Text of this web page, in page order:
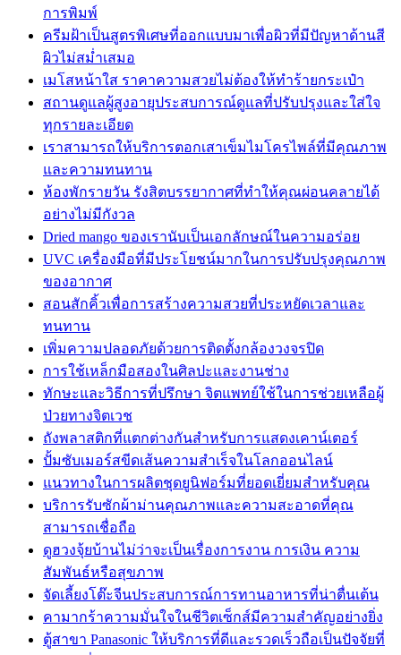
การพิมพ์
ครีมฝ้าเป็นสูตรพิเศษที่ออกแบบมาเพื่อผิวที่มีปัญหาด้านสี
ผิวไม่สม่ำเสมอ
เมโสหน้าใส ราคาความสวยไม่ต้องให้ทำร้ายกระเป๋า
สถานดูแลผู้สูงอายุประสบการณ์ดูแลที่ปรับปรุงและใส่ใจ
ทุกรายละเอียด
เราสามารถให้บริการตอกเสาเข็มไมโครไพล์ที่มีคุณภาพ
และความทนทาน
ห้องพักรายวัน รังสิตบรรยากาศที่ทำให้คุณผ่อนคลายได้
อย่างไม่มีกังวล
Dried mango ของเรานับเป็นเอกลักษณ์ในความอร่อย
UVC เครื่องมือที่มีประโยชน์มากในการปรับปรุงคุณภาพ
ของอากาศ
สอนสักคิ้วเพื่อการสร้างความสวยที่ประหยัดเวลาและ
ทนทาน
เพิ่มความปลอดภัยด้วยการติดตั้งกล้องวงจรปิด
การใช้เหล็กมือสองในศิลปะและงานช่าง
ทักษะและวิธีการที่ปรึกษา จิตแพทย์ใช้ในการช่วยเหลือผู้
ป่วยทางจิตเวช
ถังพลาสติกที่แตกต่างกันสำหรับการแสดงเคาน์เตอร์
ปั้มซับเมอร์สขีดเส้นความสำเร็จในโลกออนไลน์
แนวทางในการผลิตชุดยูนิฟอร์มที่ยอดเยี่ยมสำหรับคุณ
บริการรับซักผ้าม่านคุณภาพและความสะอาดที่คุณ
สามารถเชื่อถือ
ดูฮวงจุ้ยบ้านไม่ว่าจะเป็นเรื่องการงาน การเงิน ความ
สัมพันธ์หรือสุขภาพ
จัดเลี้ยงโต๊ะจีนประสบการณ์การทานอาหารที่น่าตื่นเต้น
คามากร้าความมั่นใจในชีวิตเซ็กส์มีความสำคัญอย่างยิ่ง
ตู้สาขา Panasonic ให้บริการที่ดีและรวดเร็วถือเป็นปัจจัยที่